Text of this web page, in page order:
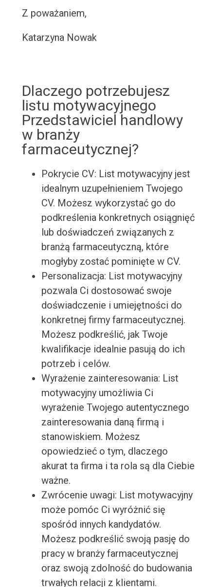
Z poważaniem,
Katarzyna Nowak
Dlaczego potrzebujesz
listu motywacyjnego
Przedstawiciel handlowy
w branży
farmaceutycznej?
Pokrycie CV: List motywacyjny jest
idealnym uzupełnieniem Twojego
CV. Możesz wykorzystać go do
podkreślenia konkretnych osiągnięć
lub doświadczeń związanych z
branżą farmaceutyczną, które
mogłyby zostać pominięte w CV.
Personalizacja: List motywacyjny
pozwala Ci dostosować swoje
doświadczenie i umiejętności do
konkretnej firmy farmaceutycznej.
Możesz podkreślić, jak Twoje
kwalifikacje idealnie pasują do ich
potrzeb i celów.
Wyrażenie zainteresowania: List
motywacyjny umożliwia Ci
wyrażenie Twojego autentycznego
zainteresowania daną firmą i
stanowiskiem. Możesz
opowiedzieć o tym, dlaczego
akurat ta firma i ta rola są dla Ciebie
ważne.
Zwrócenie uwagi: List motywacyjny
może pomóc Ci wyróżnić się
spośród innych kandydatów.
Możesz podkreślić swoją pasję do
pracy w branży farmaceutycznej
oraz swoją zdolność do budowania
trwałych relacji z klientami.